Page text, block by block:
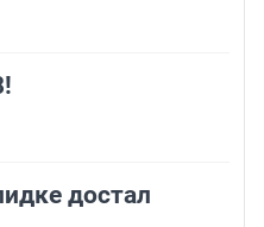
достал